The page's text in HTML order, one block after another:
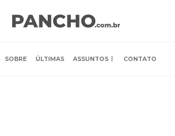
SOBRE ÚLTIMAS ASSUNTOS CONTATO